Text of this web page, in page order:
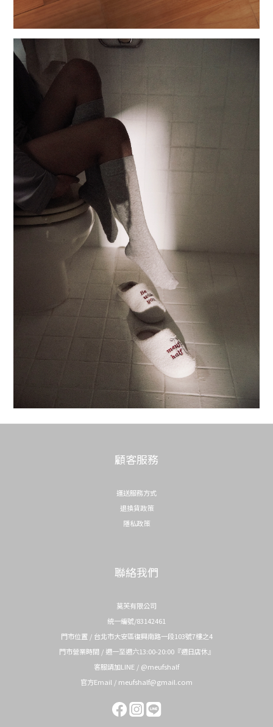
顧客服務
運送服務方式
退換貨政策
隱私政策
聯絡我們
莫芙有限公司
統一編號/83142461
門市位置 / 台北市大安區復興南路一段103號7樓之4
門市營業時間 / 週一至週六13:00-20:00『週日店休』
客服請加LINE / @meufshalf
官方Email / meufshalf@gmail.com